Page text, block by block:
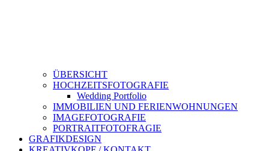
ÜBERSICHT
HOCHZEITSFOTOGRAFIE
Wedding Portfolio
IMMOBILIEN UND FERIENWOHNUNGEN
IMAGEFOTOGRAFIE
PORTRAITFOTOFRAGIE
GRAFIKDESIGN